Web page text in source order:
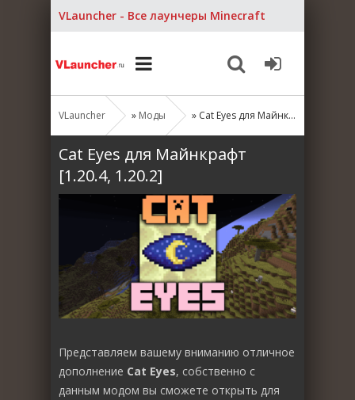
VLauncher - Все лаунчеры Minecraft
VLauncher » Моды » Cat Eyes для Майнкрафт [1.20.4, 1.20.2]
Cat Eyes для Майнкрафт
[1.20.4, 1.20.2]
Представляем вашему вниманию отличное
дополнение Cat Eyes, собственно с
данным модом вы сможете открыть для